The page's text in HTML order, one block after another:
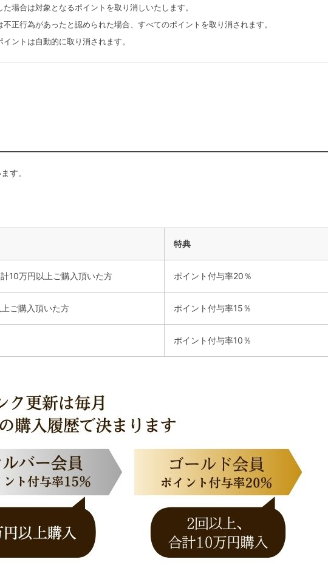
場合は対象となるポイントを取り消しいたします。
正行為があったと認められた場合、すべてのポイントを取り消されます。
ントは自動的に取り消されます。
す。
特典
10万円以上ご購入頂いた方 ポイント付与率20％
ご購入頂いた方 ポイント付与率15％
ポイント付与率10％